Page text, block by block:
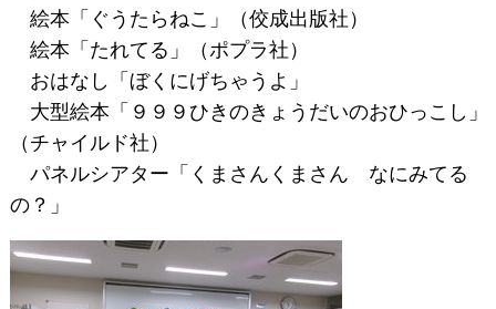
絵本「ぐうたらねこ」（佼成出版社）
絵本「たれてる」（ポプラ社）
おはなし「ぼくにげちゃうよ」
大型絵本「９９９ひきのきょうだいのおひっこし」
（チャイルド社）
パネルシアター「くまさんくまさん なにみてる
の？」